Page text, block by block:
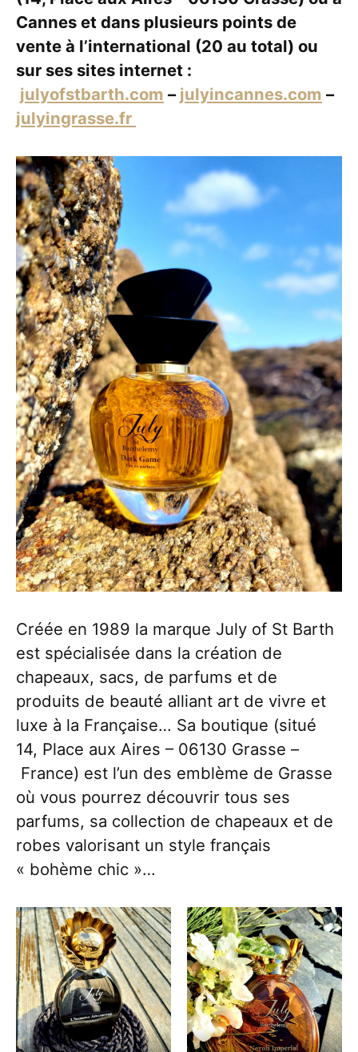
Cannes et dans plusieurs points de
vente à l’international (20 au total) ou
sur ses sites internet :
julyofstbarth.com – julyincannes.com –
julyingrasse.fr
Créée en 1989 la marque July of St Barth
est spécialisée dans la création de
chapeaux, sacs, de parfums et de
produits de beauté alliant art de vivre et
luxe à la Française… Sa boutique (situé
14, Place aux Aires – 06130 Grasse –
France) est l’un des emblème de Grasse
où vous pourrez découvrir tous ses
parfums, sa collection de chapeaux et de
robes valorisant un style français
« bohème chic »…